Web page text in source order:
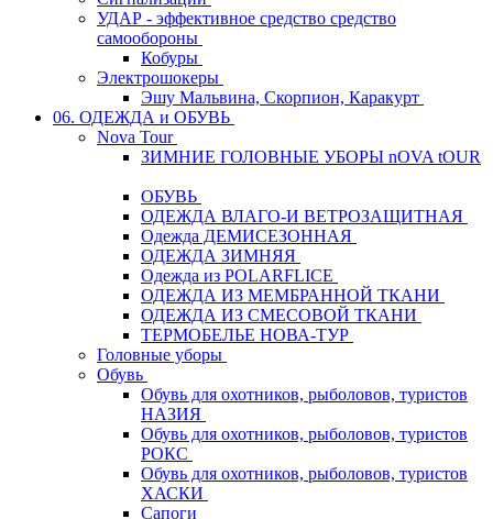
УДАР - эффективное средство средство
самообороны
Кобуры
Электрошокеры
Эшу Мальвина, Скорпион, Каракурт
06. ОДЕЖДА и ОБУВЬ
Nova Tour
ЗИМНИЕ ГОЛОВНЫЕ УБОРЫ nOVA tOUR
ОБУВЬ
ОДЕЖДА ВЛАГО-И ВЕТРОЗАЩИТНАЯ
Одежда ДЕМИСЕЗОННАЯ
ОДЕЖДА ЗИМНЯЯ
Одежда из POLARFLICE
ОДЕЖДА ИЗ МЕМБРАННОЙ ТКАНИ
ОДЕЖДА ИЗ СМЕСОВОЙ ТКАНИ
ТЕРМОБЕЛЬЕ НОВА-ТУР
Головные уборы
Обувь
Обувь для охотников, рыболовов, туристов
НАЗИЯ
Обувь для охотников, рыболовов, туристов
РОКС
Обувь для охотников, рыболовов, туристов
ХАСКИ
Сапоги